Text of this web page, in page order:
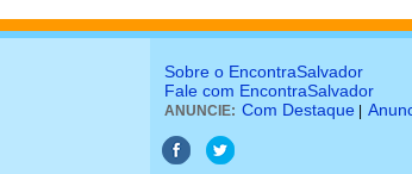
Sobre o EncontraSalvador
Fale com EncontraSalvador
ANUNCIE: Com Destaque